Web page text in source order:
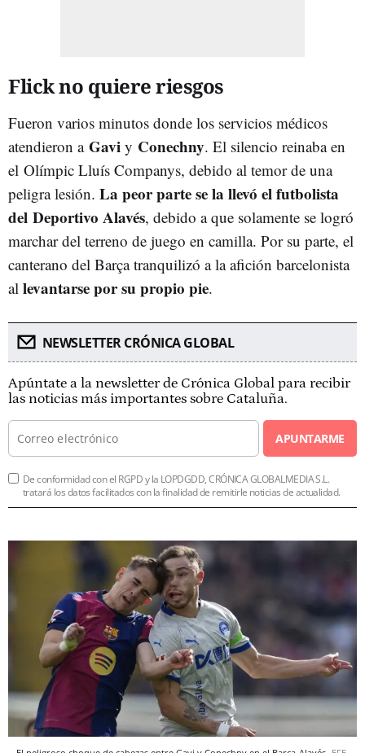
Flick no quiere riesgos
Fueron varios minutos donde los servicios médicos
atendieron a Gavi y Conechny. El silencio reinaba en
el Olímpic Lluís Companys, debido al temor de una
peligra lesión. La peor parte se la llevó el futbolista
del Deportivo Alavés, debido a que solamente se logró
marchar del terreno de juego en camilla. Por su parte, el
canterano del Barça tranquilizó a la afición barcelonista
al levantarse por su propio pie.
NEWSLETTER CRÓNICA GLOBAL
Apúntate a la newsletter de Crónica Global para recibir
las noticias más importantes sobre Cataluña.
APUNTARME
De conformidad con el RGPD y la LOPDGDD, CRÓNICA GLOBALMEDIA S.L.
tratará los datos facilitados con la finalidad de remitirle noticias de actualidad.